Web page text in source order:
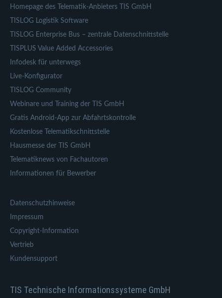
Homepage des Telematik-Anbieters TIS GmbH
TISLOG Logistik Software
TISLOG Enterprise Bus – zentrale Datenschnittstelle
TISPLUS Value Added Accessories
Infodesk für unterwegs
Live-Konfigurator
TISLOG Community
Webinare und Training der TIS GmbH
Gratis Android-App zur Abfahrtskontrolle
Kostenlose Telematikschnittstelle
Hausmesse der TIS GmbH
Telematiknews von Fachautoren
Informationen für Bewerber
Datenschutzhinweise
Impressum
Copyright-Information
Vertrieb
Kundensupport
TIS Technische Informationssysteme GmbH